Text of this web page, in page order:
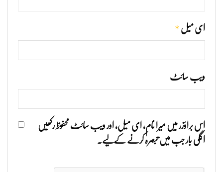
ای میل *
ویب‌ سائٹ
اس براؤزر میں میرا نام، ای میل، اور ویب سائٹ محفوظ رکھیں
اگلی بار جب میں تبصرہ کرنے کےلیے۔